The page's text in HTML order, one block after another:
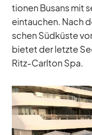
tio­nen Busans mit
ein­tau­chen. Nach
schen Süd­küste
bie­tet der letzte
Ritz-Carl­ton Spa.